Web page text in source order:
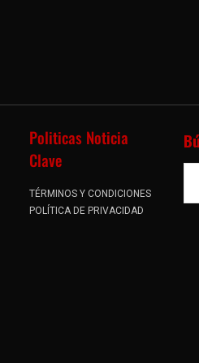
Politicas Noticia
Clave
TÉRMINOS Y CONDICIONES
POLÍTICA DE PRIVACIDAD